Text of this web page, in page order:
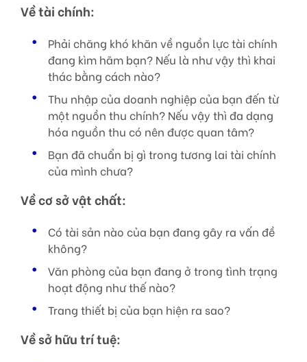
Về tài chính:
Phải chăng khó khăn về nguồn lực tài chính
đang kìm hãm bạn? Nếu là như vậy thì khai
thác bằng cách nào?
Thu nhập của doanh nghiệp của bạn đến từ
một nguồn thu chính? Nếu vậy thì đa dạng
hóa nguồn thu có nên được quan tâm?
Bạn đã chuẩn bị gì trong tương lai tài chính
của mình chưa?
Về cơ sở vật chất:
Có tài sản nào của bạn đang gây ra vấn đề
không?
Văn phòng của bạn đang ở trong tình trạng
hoạt động như thế nào?
Trang thiết bị của bạn hiện ra sao?
Về sở hữu trí tuệ: